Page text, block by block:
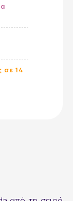
σε 14